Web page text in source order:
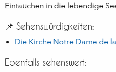
Eintauchen in die lebendige
📌 Sehenswürdigkeiten:
Die Kirche Notre Dame de
Ebenfalls sehenswert: